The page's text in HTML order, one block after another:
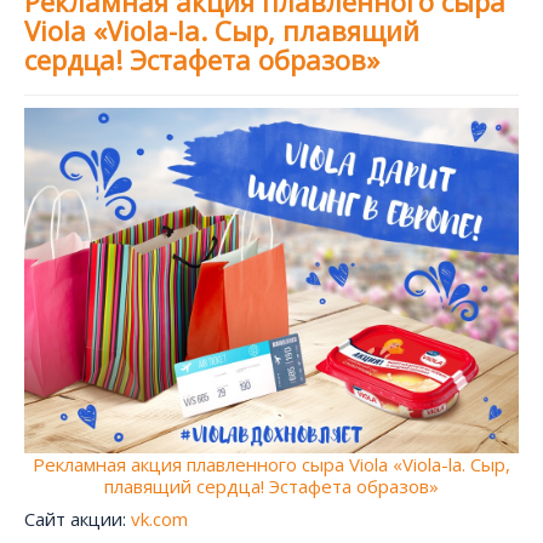
Viola «Viola-la. Cыр, плавящий
сердца! Эстафета образов»
Рекламная акция плавленного сыра Viola «Viola-la. Cыр,
плавящий сердца! Эстафета образов»
Сайт акции: vk.com